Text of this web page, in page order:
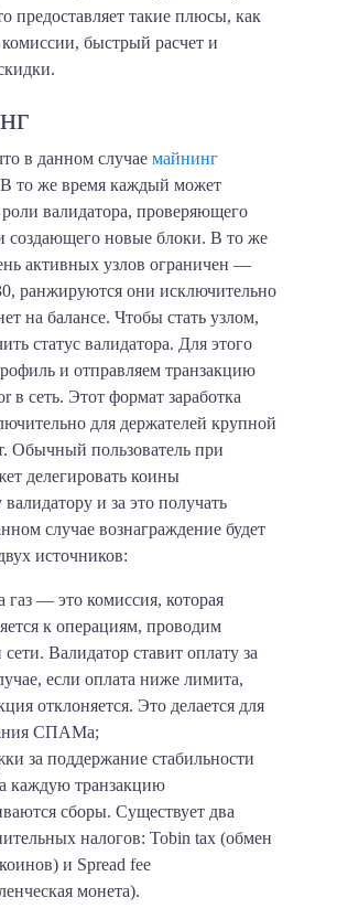
предоставляет такие плюсы, как
быстрый расчет и
в данном случае майнинг
В то же время каждый может
валидатора, проверяющего
создающего новые блоки. В то же
активных узлов ограничен —
ранжируются они исключительно
на балансе. Чтобы стать узлом,
статус валидатора. Для этого
и отправляем транзакцию
в сеть. Этот формат заработка
для держателей крупной
Обычный пользователь при
делегировать коины
и за это получать
случае вознаграждение будет
источников:
газ — это комиссия, которая
к операциям, проводим
Валидатор ставит оплату за
если оплата ниже лимита,
отклоняется. Это делается для
СПАМа;
за поддержание стабильности
каждую транзакцию
сборы. Существует два
налогов: Tobin tax (обмен
и Spread fee
монета).